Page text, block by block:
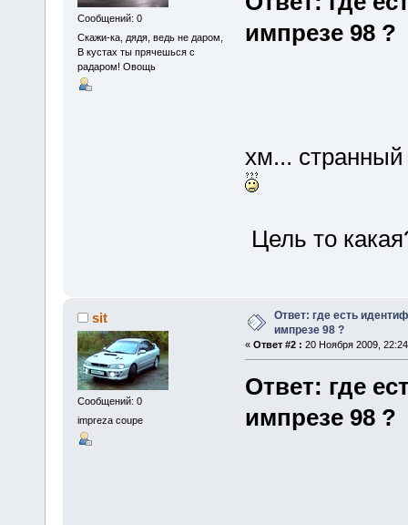
Сообщений: 0
Скажи-ка, дядя, ведь не даром,
В кустах ты прячешься с
радаром! Овощь
импрезе 98 ?
хм... странный
Цель то
sit
Сообщений: 0
impreza coupe
Ответ: где есть
импрезе 98 ?
« Ответ #2 : 20 Ноября 2009,
Ответ: где
импрезе 98 ?